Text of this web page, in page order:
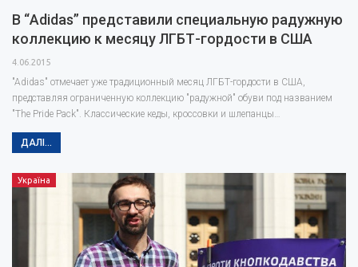
В “Adidas” представили специальную радужную
коллекцию к месяцу ЛГБТ-гордости в США
4.06.2015
"Adidas" отмечает уже традиционный месяц ЛГБТ-гордости в США,
представляя ограниченную коллекцию "радужной" обуви под названием
"The Pride Pack". Классические кеды, кроссовки и шлепанцы…
ДАЛІ...
Україна